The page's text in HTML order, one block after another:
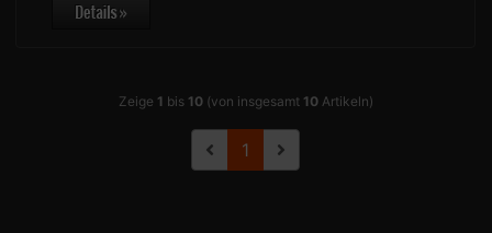
Zeige 1 bis 10(von insgesamt 10Artikeln)
1